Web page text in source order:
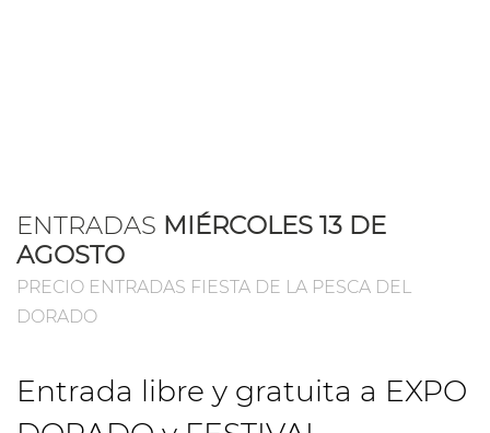
ENTRADAS MIÉRCOLES 13 DE
AGOSTO
PRECIO ENTRADAS FIESTA DE LA PESCA DEL
DORADO
Entrada libre y gratuita a EXPO